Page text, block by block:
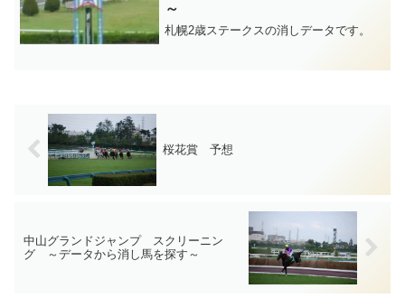
～
札幌2歳ステークスの消しデータです。
桜花賞 予想
中山グランドジャンプ スクリーニン
グ ～データから消し馬を探す～